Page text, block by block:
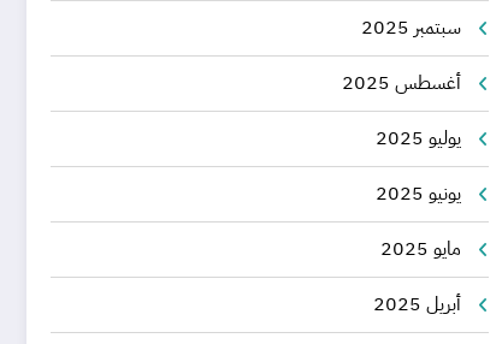
سبتمبر 2025
أغسطس 2025
يوليو 2025
يونيو 2025
مايو 2025
أبريل 2025